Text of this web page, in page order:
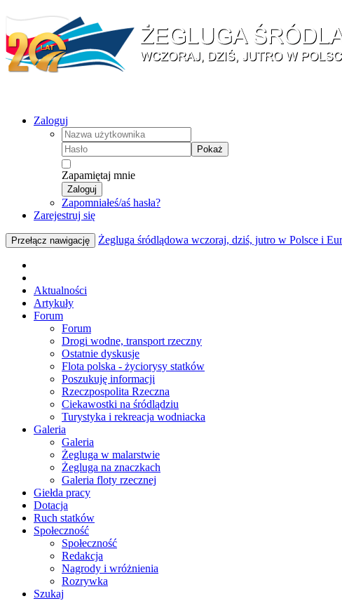
Zaloguj
Pokaż
Zapamiętaj mnie
Zaloguj
Zapomniałeś/aś hasła?
Zarejestruj się
Przełącz nawigację Żegluga śródlądowa wczoraj, dziś, jutro w Polsce i
Aktualności
Artykuły
Forum
Forum
Drogi wodne, transport rzeczny
Ostatnie dyskusje
Flota polska - życiorysy statków
Poszukuję informacji
Rzeczpospolita Rzeczna
Ciekawostki na śródlądziu
Turystyka i rekreacja wodniacka
Galeria
Galeria
Żegluga w malarstwie
Żegluga na znaczkach
Galeria floty rzecznej
Giełda pracy
Dotacja
Ruch statków
Społeczność
Społeczność
Redakcja
Nagrody i wróżnienia
Rozrywka
Szukaj